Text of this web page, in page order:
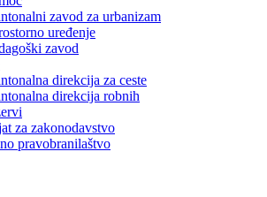
zavod za urbanizam
uređenje
zavod
direkcija za ceste
direkcija robnih
za zakonodavstvo
pravobranilaštvo